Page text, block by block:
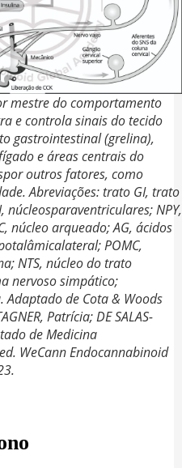
mestre do comportamento
e controla sinais do tecido
gastrointestinal (grelina),
e áreas centrais do
outros fatores, como
Abreviações: trato GI, trato
núcleosparaventriculares; NPY,
núcleo arqueado; AG, ácidos
POMC,
NTS, núcleo do trato
nervoso simpático;
Adaptado de Cota & Woods
Patrícia; DE SALAS-
de Medicina
WeCann Endocannabinoid